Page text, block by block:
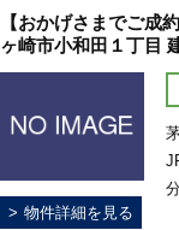
【おかげさまでご成
ヶ崎市小和田１丁目
物件詳細を見る